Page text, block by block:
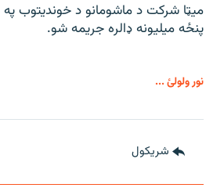
میټا شرکت د ماشومانو د خوندیتوب
پنځه میلیونه ډالره جریمه شو.
نور ولولئ ...
شريکول